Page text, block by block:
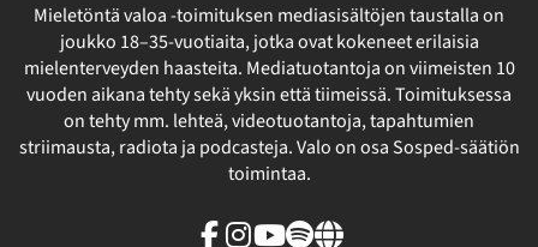
Mieletöntä valoa -toimituksen mediasisältöjen taustalla on
joukko 18–35-vuotiaita, jotka ovat kokeneet erilaisia
mielenterveyden haasteita. Mediatuotantoja on viimeisten 10
vuoden aikana tehty sekä yksin että tiimeissä. Toimituksessa
on tehty mm. lehteä, videotuotantoja, tapahtumien
striimausta, radiota ja podcasteja. Valo on osa Sosped-säätiön
toimintaa.
Facebook
Instagram
Youtube
SpotifyLinkki